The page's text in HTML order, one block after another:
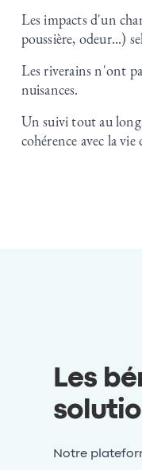
Les impacts d'un
poussière, odeur...)
Les riverains n'ont
nuisances.
Un suivi tout au long
cohérence avec la vie
Les
Notre